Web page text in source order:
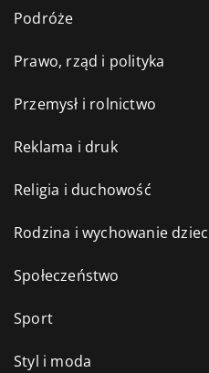
Podróże
Prawo, rząd i polityka
Przemysł i rolnictwo
Reklama i druk
Religia i duchowość
Rodzina i wychowanie
Społeczeństwo
Sport
Styl i moda